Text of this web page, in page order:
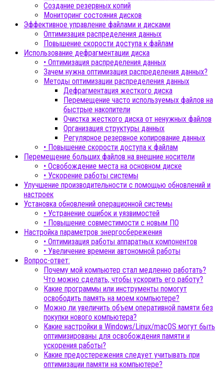
Создание резервных копий
Мониторинг состояния дисков
Эффективное управление файлами и дисками
Оптимизация распределения данных
Повышение скорости доступа к файлам
Использование дефрагментации диска
• Оптимизация распределения данных
Зачем нужна оптимизация распределения данных?
Методы оптимизации распределения данных
Дефрагментация жесткого диска
Перемещение часто используемых файлов на
быстрые накопители
Очистка жесткого диска от ненужных файлов
Организация структуры данных
Регулярное резервное копирование данных
• Повышение скорости доступа к файлам
Перемещение больших файлов на внешние носители
• Освобождение места на основном диске
• Ускорение работы системы
Улучшение производительности с помощью обновлений и
настроек
Установка обновлений операционной системы
• Устранение ошибок и уязвимостей
• Повышение совместимости с новым ПО
Настройка параметров энергосбережения
• Оптимизация работы аппаратных компонентов
• Увеличение времени автономной работы
Вопрос-ответ:
Почему мой компьютер стал медленно работать?
Что можно сделать, чтобы ускорить его работу?
Какие программы или инструменты помогут
освободить память на моем компьютере?
Можно ли увеличить объем оперативной памяти без
покупки нового компьютера?
Какие настройки в Windows/Linux/macOS могут быть
оптимизированы для освобождения памяти и
ускорения работы?
Какие предостережения следует учитывать при
оптимизации памяти на компьютере?